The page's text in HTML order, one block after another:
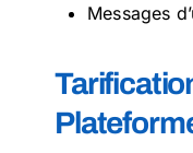
Messages